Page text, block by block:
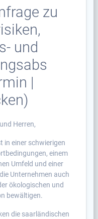
zu
und
|
Herren,
in einer schwierigen
einem
Umfeld und einer
Unternehmen auch
ökologischen und
bewältigen.
die saarländischen